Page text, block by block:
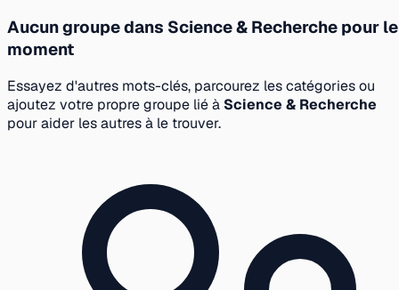
Aucun groupe dans Science & Recherche pour le
moment
Essayez d'autres mots-clés, parcourez les catégories ou
ajoutez votre propre groupe lié à Science & Recherche
pour aider les autres à le trouver.